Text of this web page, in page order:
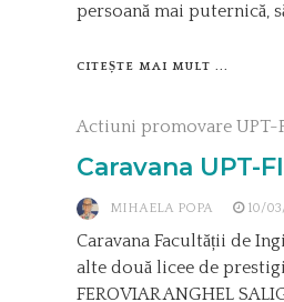
persoană mai puternică,
CITEȘTE MAI MULT ...
Actiuni promovare UPT-
Caravana UPT-
MIHAELA POPA 10/
Caravana Facultății de
alte două licee de
FEROVIAR ANGHEL